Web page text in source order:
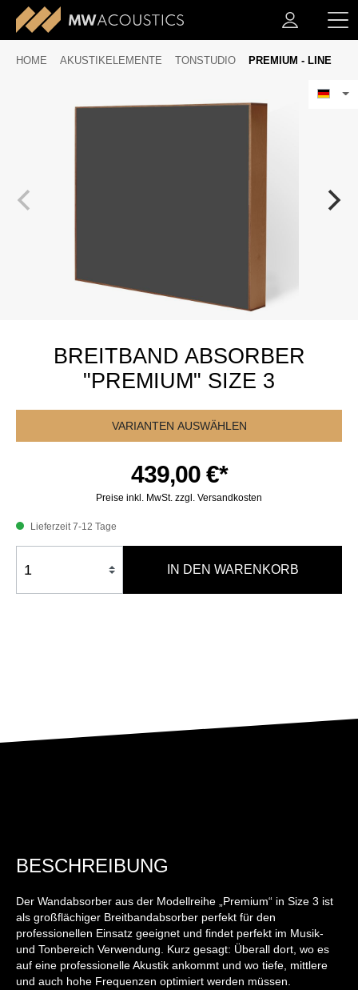
HOME AKUSTIKELEMENTE TONSTUDIO PREMIUM - LINE
BREITBAND ABSORBER
"PREMIUM" SIZE 3
VARIANTEN AUSWÄHLEN
439,00 €*
Preise inkl. MwSt. zzgl. Versandkosten
Lieferzeit 7-12 Tage
IN DEN WARENKORB
BESCHREIBUNG
Der Wandabsorber aus der Modellreihe „Premium“ in Size 3 ist
als großflächiger Breitbandabsorber perfekt für den
professionellen Einsatz geeignet und findet perfekt im Musik-
und Tonbereich Verwendung. Kurz gesagt: Überall dort, wo es
auf eine professionelle Akustik ankommt und wo tiefe, mittlere
und auch hohe Frequenzen optimiert werden müssen.